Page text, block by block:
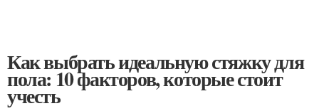
Как выбрать идеальную стяжку для
пола: 10 факторов, которые стоит
учесть